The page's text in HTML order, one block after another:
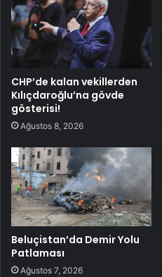
CHP’de kalan vekillerden
Kılıçdaroğlu’na gövde
gösterisi!
Ağustos 8, 2026
Beluçistan’da Demir Yolu
Patlaması
Ağustos 7, 2026